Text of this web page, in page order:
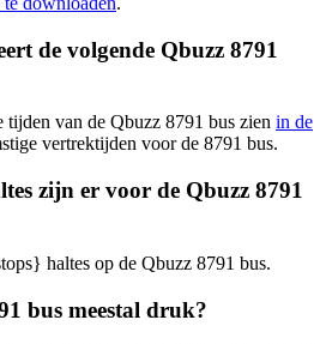
de volgende Qbuzz 8791
tijden van de Qbuzz 8791 bus zien in de
vertrektijden voor de 8791 bus.
zijn er voor de Qbuzz 8791
haltes op de Qbuzz 8791 bus.
bus meestal druk?